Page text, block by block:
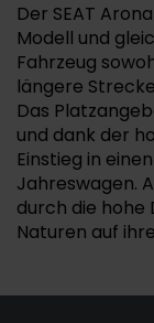
Der SEAT
Modell und
Fahrzeug
längere
Das
und dank der
Einstieg in
Jahreswagen.
durch die hohe
Naturen auf